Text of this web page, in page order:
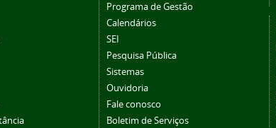
Programa de Gestão
Calendários
SEI
Pesquisa Pública
Sistemas
Ouvidoria
Fale conosco
Boletim de Serviços